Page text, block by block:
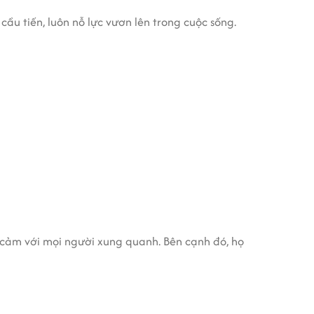
tiến, luôn nỗ lực vươn lên trong cuộc sống.
với mọi người xung quanh. Bên cạnh đó, họ